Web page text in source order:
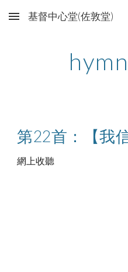
Skip to main content
基督中心堂(佐敦堂)
第22首：【我
網上收聽